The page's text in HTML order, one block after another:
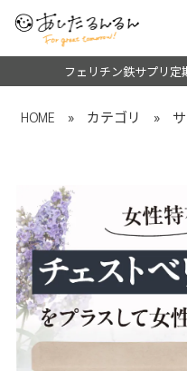
フェリチン鉄サプリ定
HOME » カテゴリ »